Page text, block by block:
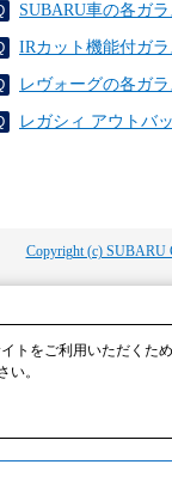
SUBARU車の各ガ
IRカット機能付ガ
レヴォーグの各ガ
レガシィ アウトバ
Copyright (c) SUBARU
トをご利用いただく
い。​